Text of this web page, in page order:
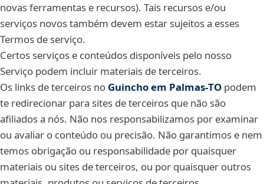
novas ferramentas e recursos). Tais recursos e/ou
serviços novos também devem estar sujeitos a esses
Termos de serviço.
Certos serviços e conteúdos disponíveis pelo nosso
Serviço podem incluir materiais de terceiros.
Os links de terceiros no Guincho em Palmas‑TO podem
te redirecionar para sites de terceiros que não são
afiliados a nós. Não nos responsabilizamos por examinar
ou avaliar o conteúdo ou precisão. Não garantimos e nem
temos obrigação ou responsabilidade por quaisquer
materiais ou sites de terceiros, ou por quaisquer outros